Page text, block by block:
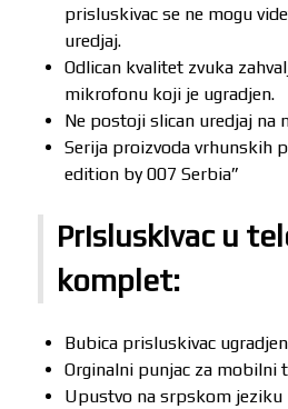
prisluskivac se ne mogu
uredjaj.
Odlican kvalitet zvuka
mikrofonu koji je ugradjen.
Ne postoji slican uredjaj na
Serija proizvoda vrhunskih
edition by 007 Serbia”
Prisluskivac u
komplet:
Bubica prisluskivac
Orginalni punjac za mobilni
Upustvo na srpskom jeziku